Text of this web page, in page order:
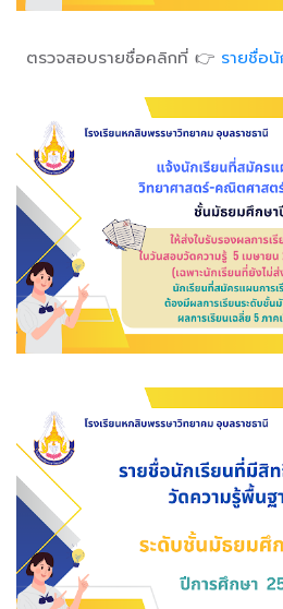
ตรวจสอบรายชื่อคลิกที่ 👉 รายชื่อ